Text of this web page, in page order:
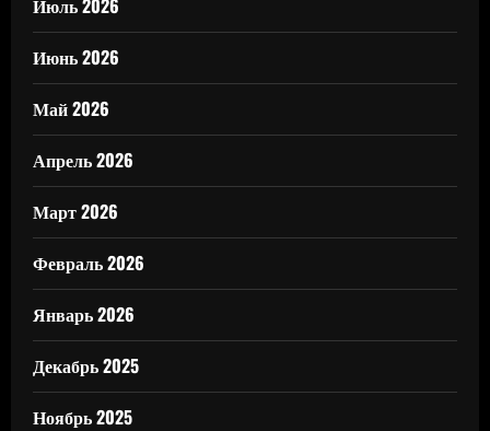
Июнь 2026
Май 2026
Апрель 2026
Март 2026
Февраль 2026
Январь 2026
Декабрь 2025
Ноябрь 2025